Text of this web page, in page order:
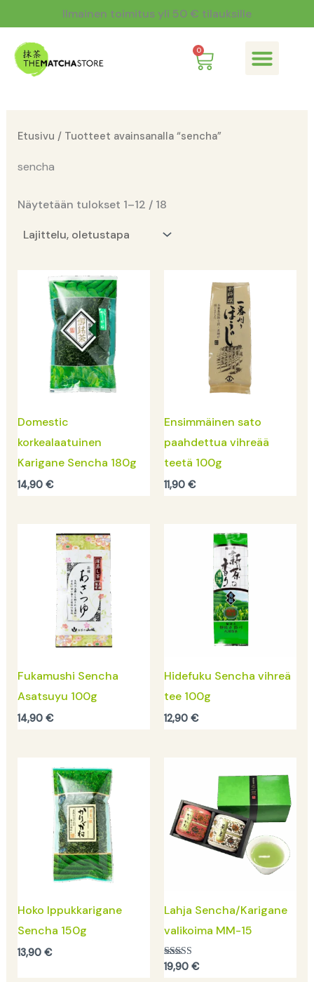
sisältöön
Ilmainen toimitus yli 50 € tilauksille
0
Cart
Etusivu / Tuotteet avainsanalla “sencha”
sencha
Näytetään tulokset 1–12 / 18
Domestic
korkealaatuinen
Karigane Sencha 180g
14,90 €
Ensimmäinen sato
paahdettua vihreää
teetä 100g
11,90 €
Fukamushi Sencha
Asatsuyu 100g
14,90 €
Hidefuku Sencha vihreä
tee 100g
12,90 €
Hoko Ippukkarigane
Sencha 150g
13,90 €
Lahja Sencha/Karigane
valikoima MM-15
Arvostelu
tuotteesta:
19,90 €